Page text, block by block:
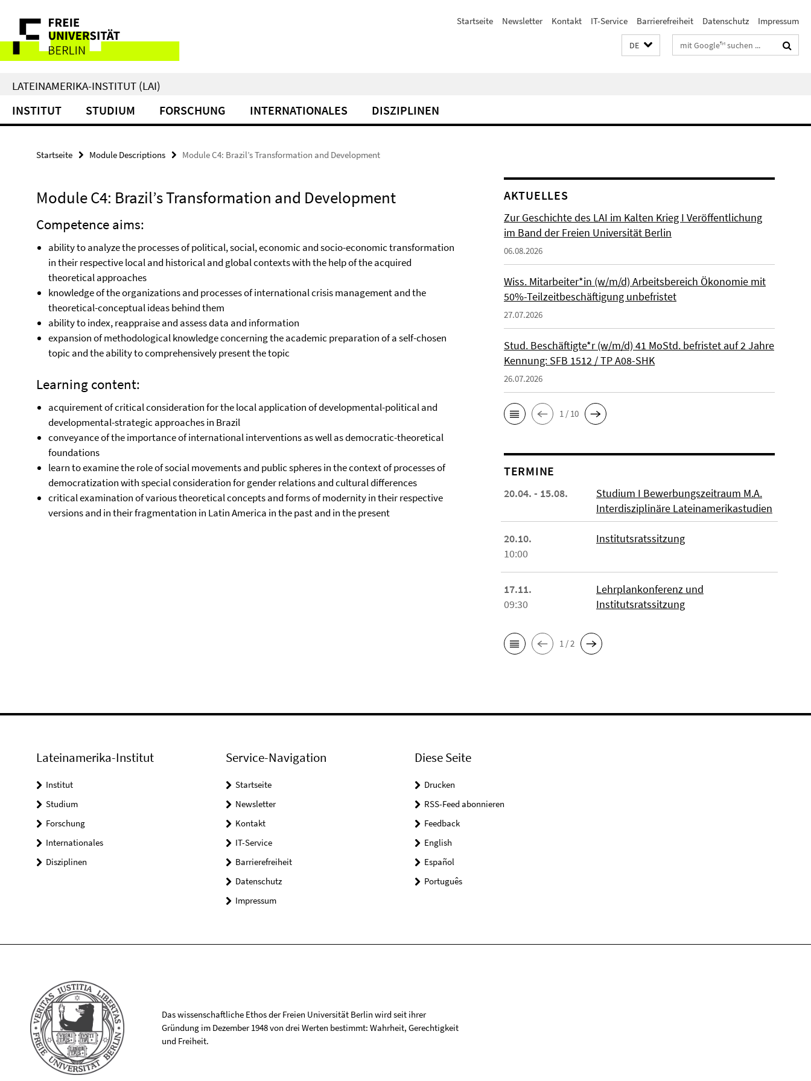
direkt
Inhalt
Service-
Navigation
Startseite Newsletter Kontakt IT-Service Barrierefreiheit Datenschutz Impressum
DE Suchbegriffe
LATEINAMERIKA-INSTITUT (LAI)
INSTITUT STUDIUM FORSCHUNG INTERNATIONALES DISZIPLINEN
Startseite Module Descriptions Module C4: Brazil’s Transformation and Development
Module C4: Brazil’s Transformation and Development
Competence aims:
ability to analyze the processes of political, social, economic and socio-economic transformation
in their respective local and historical and global contexts with the help of the acquired
theoretical approaches
knowledge of the organizations and processes of international crisis management and the
theoretical-conceptual ideas behind them
ability to index, reappraise and assess data and information
expansion of methodological knowledge concerning the academic preparation of a self-chosen
topic and the ability to comprehensively present the topic
Learning content:
acquirement of critical consideration for the local application of developmental-political and
developmental-strategic approaches in Brazil
conveyance of the importance of international interventions as well as democratic-theoretical
foundations
learn to examine the role of social movements and public spheres in the context of processes of
democratization with special consideration for gender relations and cultural differences
critical examination of various theoretical concepts and forms of modernity in their respective
versions and in their fragmentation in Latin America in the past and in the present
AKTUELLES
Zur Geschichte des LAI im Kalten Krieg I Veröffentlichung
im Band der Freien Universität Berlin
06.08.2026
Wiss. Mitarbeiter*in (w/m/d) Arbeitsbereich Ökonomie mit
50%-Teilzeitbeschäftigung unbefristet
27.07.2026
Stud. Beschäftigte*r (w/m/d) 41 MoStd. befristet auf 2 Jahre
Kennung: SFB 1512 / TP A08-SHK
26.07.2026
1 / 10
TERMINE
20.04. - 15.08.
Studium I Bewerbungszeitraum M.A.
Interdisziplinäre Lateinamerikastudien
20.10.
10:00
Institutsratssitzung
17.11.
09:30
Lehrplankonferenz und
Institutsratssitzung
1 / 2
Lateinamerika-Institut
Institut
Studium
Forschung
Internationales
Disziplinen
Service-Navigation
Startseite
Newsletter
Kontakt
IT-Service
Barrierefreiheit
Datenschutz
Impressum
Diese Seite
Drucken
RSS-Feed abonnieren
Feedback
English
Español
Português
Das wissenschaftliche Ethos der Freien Universität Berlin wird seit ihrer
Gründung im Dezember 1948 von drei Werten bestimmt: Wahrheit, Gerechtigkeit
und Freiheit.